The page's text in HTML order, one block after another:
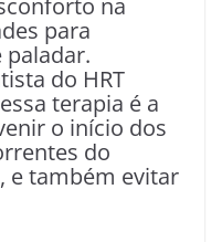
na
para
paladar.
do HRT
terapia é a
o início dos
do
e também evitar